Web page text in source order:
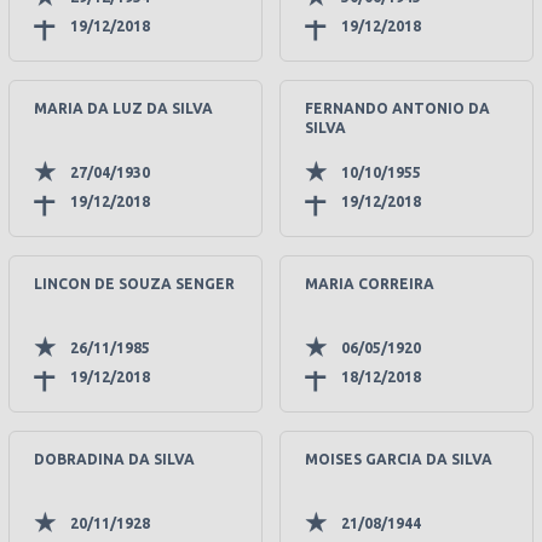
19/12/2018
19/12/2018
MARIA DA LUZ DA SILVA
27/04/1930
19/12/2018
FERNANDO ANTONIO DA
SILVA
10/10/1955
19/12/2018
LINCON DE SOUZA SENGER
26/11/1985
19/12/2018
MARIA CORREIRA
06/05/1920
18/12/2018
DOBRADINA DA SILVA
20/11/1928
MOISES GARCIA DA SILVA
21/08/1944